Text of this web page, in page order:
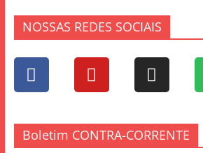
NOSSAS REDES SOCIAIS
Boletim CONTRA-CORRENTE